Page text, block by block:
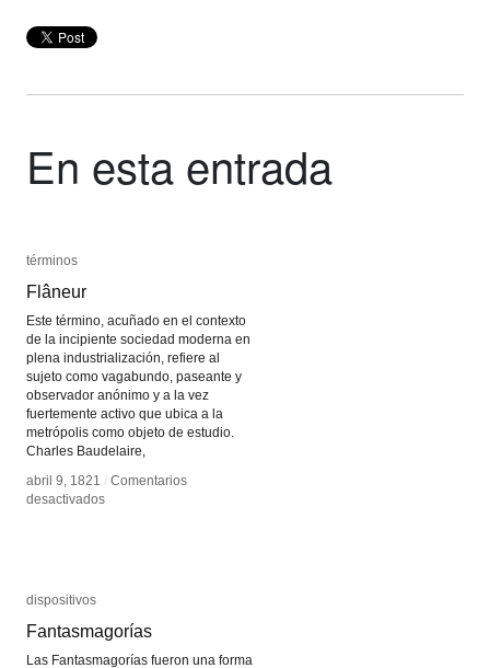
En esta entrada
términos
Flâneur
Este término, acuñado en el contexto
de la incipiente sociedad moderna en
plena industrialización, refiere al
sujeto como vagabundo, paseante y
observador anónimo y a la vez
fuertemente activo que ubica a la
metrópolis como objeto de estudio.
Charles Baudelaire,
abril 9, 1821 / Comentarios
desactivadosen
términos
Flâneur
abril 9, 1821 / Comentarios
desactivadosen
dispositivos
Fantasmagorías
Las Fantasmagorías fueron una forma
dispositivos
Fantasmagorías